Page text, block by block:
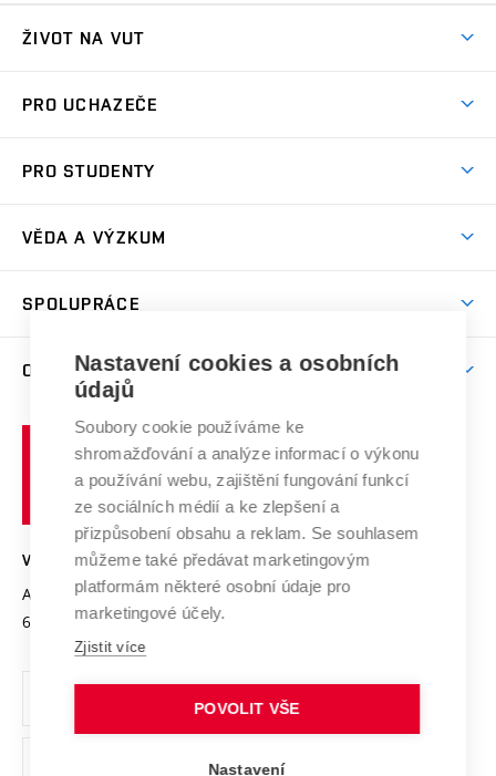
ŽIVOT NA VUT
Koleje
Sport na VUT
Brno
PRO UCHAZEČE
Dny otevřených dveří
Celoživotní vzdělávání
E-přihláška
PRO STUDENTY
Harmonogram akademického roku
Závěrečné práce
Doktorské studium
Zpracování osobních údajů studentů
Sociální bezpečí
Studium bez bariér
Podpora podnikání
VĚDA A VÝZKUM
Mezinárodní vědecká rada
Systém zajišťování kvality výzkumu
Výzkumné infrastruktury
Transfer znalostí
Open Science
Projekty
Projekty ze strukturálních fondů
Specifický výzkum
SPOLUPRÁCE
Zahraniční spolupráce
Spolupráce se školami
Služby univerzity
Mezinárodní dohody
Univerzitní sítě
O UNIVERZITĚ
Profil univerzity
Udržitelná univerzita
Podnikavá univerzita / ContriBUTe
Bezpečná univerzita
Vyznamenání
Organizační struktura
Ochrana osobních údajů
učení
technické
VYSOKÉ UČENÍ TECHNICKÉ V BRNĚ
Antonínská 548/1
602 00 Brno
www.vut.cz
vut@vutbr.cz
Nastavení cookies a osobních
údajů
Soubory cookie používáme ke
shromažďování a analýze informací o výkonu
a používání webu, zajištění fungování funkcí
ze sociálních médií a ke zlepšení a
přizpůsobení obsahu a reklam. Se souhlasem
můžeme také předávat marketingovým
platformám některé osobní údaje pro
marketingové účely.
Zjistit více
POVOLIT VŠE
Nastavení